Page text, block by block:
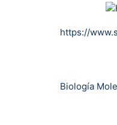
https://
Biología